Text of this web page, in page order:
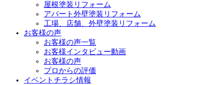
屋根塗装リフォーム
アパート外壁塗装リフォーム
工場、店舗、外壁塗装リフォーム
お客様の声
お客様の声一覧
お客様インタビュー動画
お客様の声
プロからの評価
イベントチラシ情報